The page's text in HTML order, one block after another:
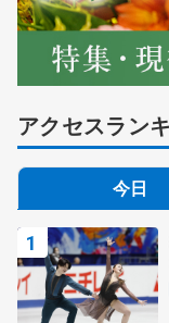
アクセスラン
今日